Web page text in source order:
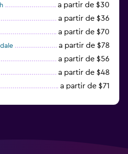
a partir de $30
a partir de $36
a partir de $70
a partir de $78
a partir de $56
a partir de $48
a partir de $71